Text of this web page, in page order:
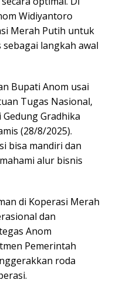
Widiyantoro
Merah Putih untuk
langkah awal
Bupati Anom usai
Tugas Nasional,
Gradhika
(28/8/2025).
bisa mandiri dan
alur bisnis
di Koperasi Merah
dan
Anom
Pemerintah
roda